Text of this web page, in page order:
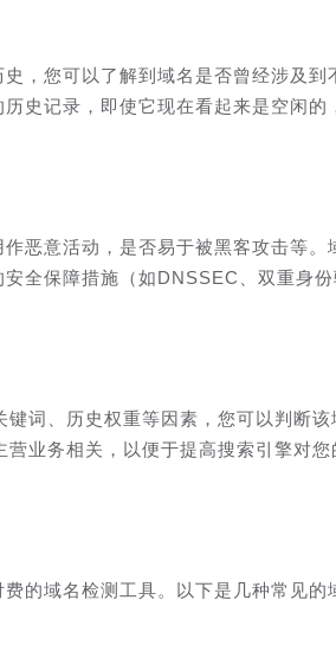
，您可以了解到域名是否曾经涉及到
史记录，即使它现在看起来是空闲的
恶意活动，是否易于被黑客攻击等。
全保障措施（如DNSSEC、双重身份
词、历史权重等因素，您可以判断该
业务相关，以便于提高搜索引擎对您
的域名检测工具。以下是几种常见的